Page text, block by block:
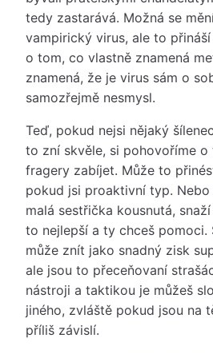
tedy zastarává. Možná se
vampirický virus, ale to
o tom, co vlastně znamená
znamená, že je virus sám o
samozřejmě nesmysl.
Teď, pokud nejsi nějaký
to zní skvěle, si pohovoříme
fragery zabíjet. Může to
pokud jsi proaktivní typ.
malá sestřička kousnutá,
to nejlepší a ty chceš pomoci.
může znít jako snadný zisk
ale jsou to přeceňovaní
nástroji a taktikou je můžeš
jiného, zvláště pokud jsou na
příliš závislí.